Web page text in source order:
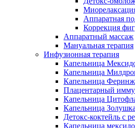
Аппаратная
Коррекция
Аппаратный массаж
Мануальная терапия
Инфузионная терапия
Капельница
Капельница
Капельница
Плацентарный
Капельница
Капельница
Детокс-коктейль с
Капельница